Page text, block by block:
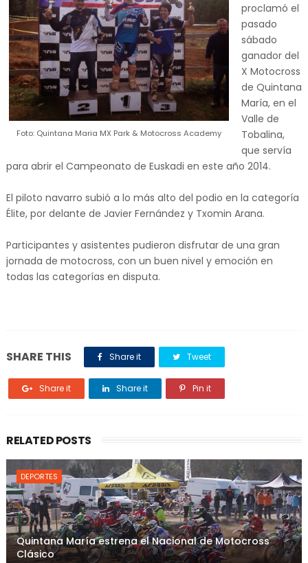
Foto: Quintana Maria MX Park & Motocross Academy
proclamó el
pasado
sábado
ganador del
X Motocross
de Quintana
María, en el
Valle de
Tobalina,
que servía
para abrir el Campeonato de Euskadi en este año 2014.
El piloto navarro subió a lo más alto del podio en la categoría
Élite, por delante de Javier Fernández y Txomin Arana.
Participantes y asistentes pudieron disfrutar de una gran
jornada de motocross, con un buen nivel y emoción en
todas las categorías en disputa.
SHARE THIS Share it Tweet
Share it Share it Pin it
RELATED POSTS
DEPORTES
Quintana María estrena el Nacional de Motocross
Clásico